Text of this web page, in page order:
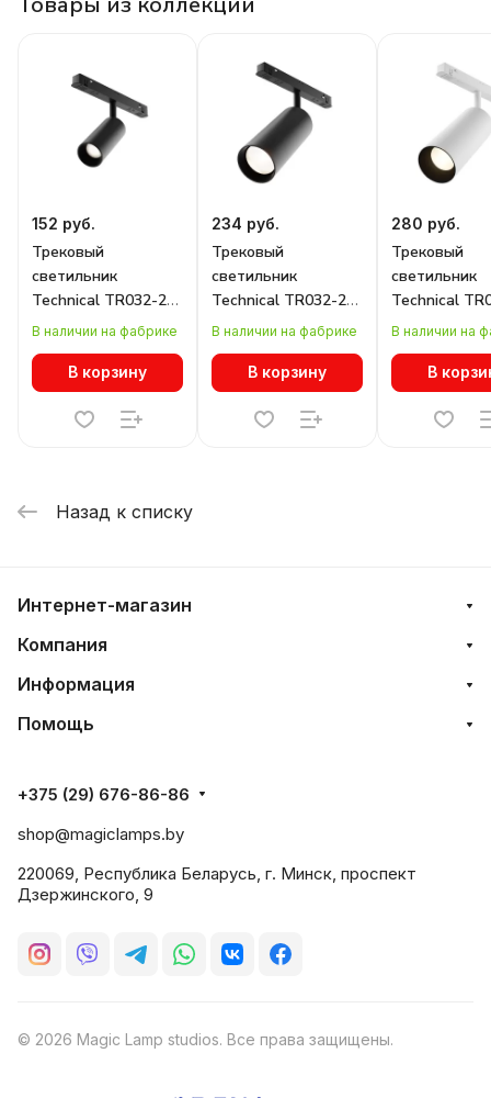
152 руб.
Трековый
светильник
Technical TR032-2-
5W4K-M-B
В наличии на фабрике
В корзину
234 руб.
Трековый
светильник
Technical TR032-2-
20W3K-M-B
В наличии на фабрике
В корзину
280 руб.
Трековый
светильник
Technical
20W3K-S-
В наличии на
В
Назад к списку
Интернет-магазин
Компания
Информация
Помощь
+375 (29) 676-86-86
shop@magiclamps.by
220069, Республика Беларусь, г. Минск, проспект
Дзержинского, 9
© 2026 Magic Lamp studios. Все права защищены.